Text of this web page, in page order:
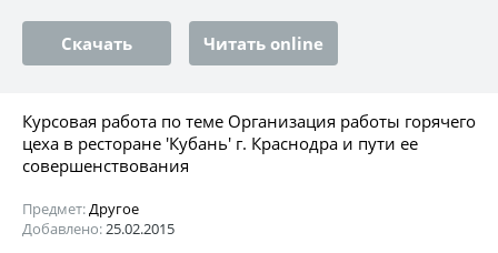
Скачать Читать online
Курсовая работа по теме Организация работы горячего
цеха в ресторане 'Кубань' г. Краснодра и пути ее
совершенствования
Предмет:Другое
Добавлено:25.02.2015